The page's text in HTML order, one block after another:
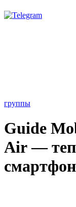
группы
Guide
Air —